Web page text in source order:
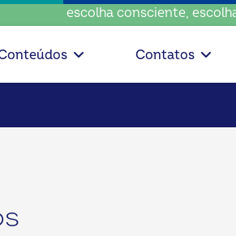
consciente, escolha o coop •
Contatos